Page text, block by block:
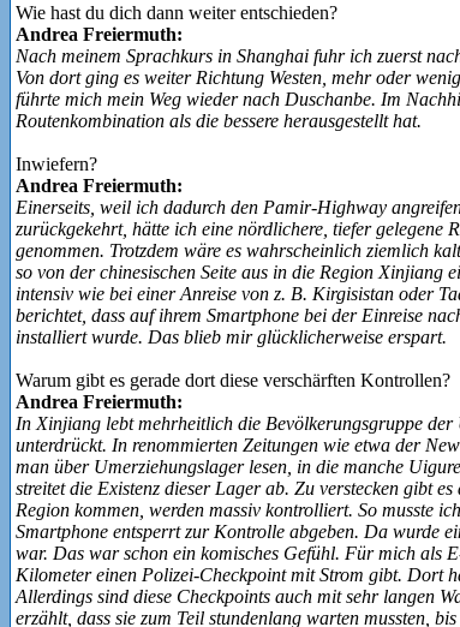
Wie hast du dich dann weiter entschieden?
Andrea Freiermuth:
Nach meinem Sprachkurs in Shanghai fuhr ich zuerst
Von dort ging es weiter Richtung Westen, mehr oder
führte mich mein Weg wieder nach Duschanbe. Im
Routenkombination als die bessere herausgestellt hat.
Inwiefern?
Andrea Freiermuth:
Einerseits, weil ich dadurch den Pamir-Highway
zurückgekehrt, hätte ich eine nördlichere, tiefer gelegene
genommen. Trotzdem wäre es wahrscheinlich ziemlich
so von der chinesischen Seite aus in die Region Xinjiang
intensiv wie bei einer Anreise von z. B. Kirgisistan oder
berichtet, dass auf ihrem Smartphone bei der Einreise
installiert wurde. Das blieb mir glücklicherweise erspart.
Warum gibt es gerade dort diese verschärften Kontrollen?
Andrea Freiermuth:
In Xinjiang lebt mehrheitlich die Bevölkerungsgruppe
unterdrückt. In renommierten Zeitungen wie etwa der
man über Umerziehungslager lesen, in die manche
streitet die Existenz dieser Lager ab. Zu verstecken gibt
Region kommen, werden massiv kontrolliert. So musste
Smartphone entsperrt zur Kontrolle abgeben. Da wurde
war. Das war schon ein komisches Gefühl. Für mich als
Kilometer einen Polizei-Checkpoint mit Strom gibt. Dort
Allerdings sind diese Checkpoints auch mit sehr langen
erzählt, dass sie zum Teil stundenlang warten mussten,